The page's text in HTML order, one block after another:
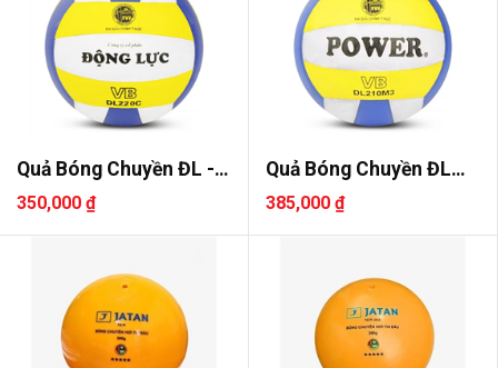
Quả Bóng Chuyền ĐL -
DL220C
350,000 ₫
Quả Bóng Chuyền ĐL
Power DL ..
385,000 ₫